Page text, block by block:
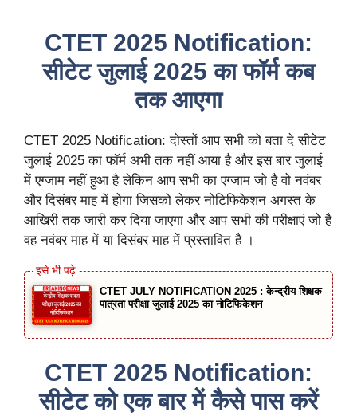
CTET 2025 Notification:
सीटेट जुलाई 2025 का फॉर्म कब
तक आएगा
CTET 2025 Notification: दोस्तों आप सभी को बता दे सीटेट
जुलाई 2025 का फॉर्म अभी तक नहीं आया है और इस बार जुलाई
में एग्जाम नहीं हुआ है लेकिन आप सभी का एग्जाम जो है वो नवंबर
और दिसंबर माह में होगा जिसको लेकर नोटिफिकेशन अगस्त के
आखिरी तक जारी कर दिया जाएगा और आप सभी की परीक्षाएं जो है
वह नवंबर माह में या दिसंबर माह में प्रस्तावित है ।
CTET JULY NOTIFICATION 2025 : केन्द्रीय शिक्षक
पात्रता परीक्षा जुलाई 2025 का नोटिफिकेशन
CTET 2025 Notification:
सीटेट को एक बार में कैसे पास करें